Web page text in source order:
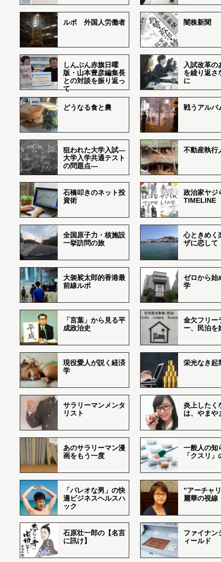
ルポ 外国人労働者 闇株新聞
しんぶん赤旗日曜
版・山本豊彦編集長
との対談を振り返っ
て
入試改革の
を繰り返さ
に
どうなる食と農 戦うアルバ
狙われた大学入試―
大学入学共通テスト
の問題点―
不動産執行
石橋叩きのネット投
資術
政治家ヤジ
TIMELINE
全国原子力・核施設
一挙訪問の旅
心ときめく
ザに恋して
大袈裟太郎的香港最
前線ルポ
ゼロから始
学
「言葉」から見る平
成政治史
金欠フリー
ー、民泊を
現役愛人が説く経済
学
栄光なき起
サラリーマンメンタ
リスト
炎上したく
は、やまや
あのサラリーマン漫
画をもう一度
一般人の知
「クスリ
「パレオな男」の快
適ビジネスヘルスハ
ック
”アーチャ
麗華の視線
石原壮一郎の【名言
に訊け】
ファイナン
ィールド